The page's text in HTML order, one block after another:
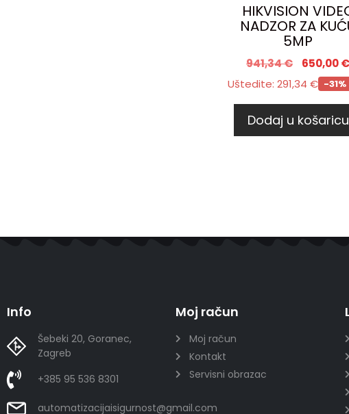
HIKVISION
NADZOR ZA
5MP
941,34€ 650,00€
Uštedite: 291,34 € -31%
Dodaj u košaricu
Info
Šebeki 20, Goranec,
Zagreb
+385 95 536 8301
automatizacijaisigurnost@gmail.com
Moj račun
Moj račun
Kontakt
Servisni obrazac